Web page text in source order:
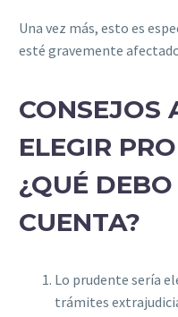
Una vez más, esto es
esté gravemente
CONSEJOS
ELEGIR
¿QUÉ
CUENTA?
Lo prudente sería
trámites